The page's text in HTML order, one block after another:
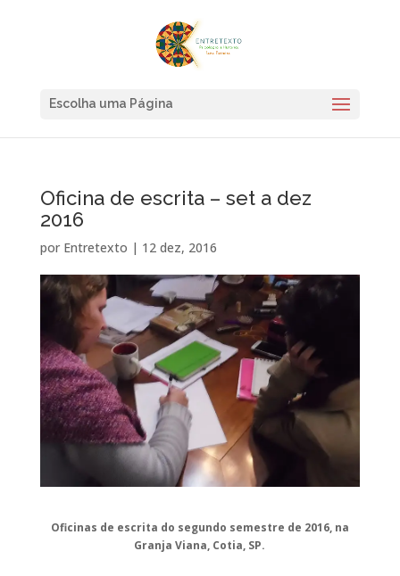
Escolha uma Página
Oficina de escrita – set a dez
2016
por Entretexto | 12 dez, 2016
Oficinas de escrita do segundo semestre de 2016, na
Granja Viana, Cotia, SP.